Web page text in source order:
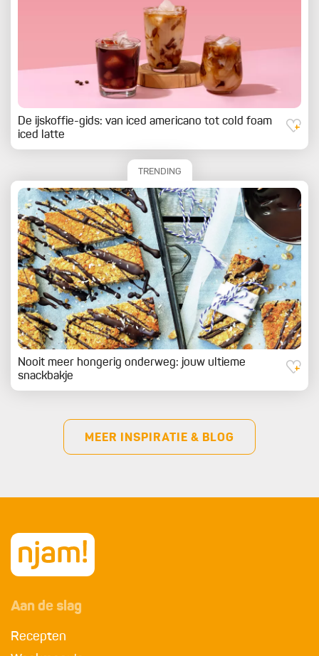
De ijskoffie-gids: van iced americano tot cold foam
iced latte
TRENDING
Nooit meer hongerig onderweg: jouw ultieme
snackbakje
MEER INSPIRATIE & BLOG
Aan de slag
Recepten